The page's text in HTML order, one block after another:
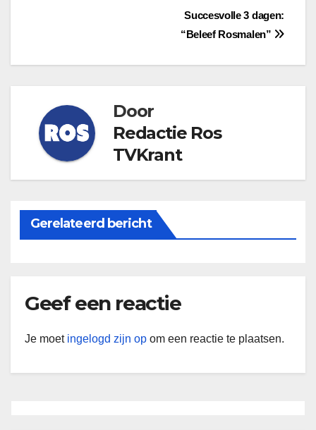
Succesvolle 3 dagen:
“Beleef Rosmalen”
Door
Redactie Ros
TVKrant
Gerelateerd bericht
Geef een reactie
Je moet ingelogd zijn op om een reactie te plaatsen.